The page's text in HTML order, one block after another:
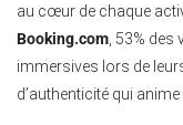
au cœur de chaque
Booking.com , 53%
immersives lors de
d’authenticité qui